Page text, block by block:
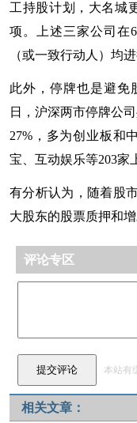
工持股计划，大名城
项。上述三家公司在
（或一致行动人）均
此外，停牌也是避免
日，沪深两市停牌公
27%，多为创业板和
宝、互动娱乐等203家
有分析认为，随着股
大股东的股票质押和
评论专区
本站有
相关文章：